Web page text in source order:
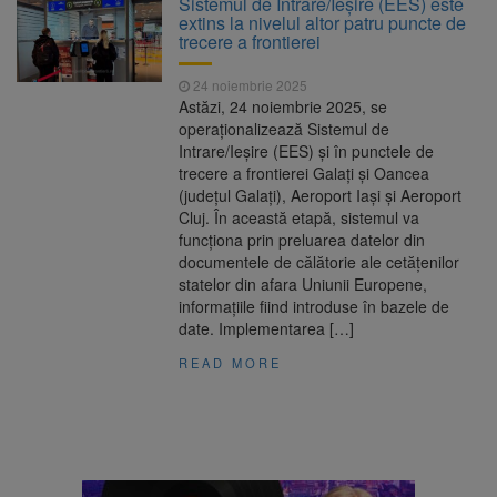
are loc între 14 și 16 august
6 august 2026
Uniunea Europeană acordă
Ucrainei încă 1,4 miliarde de euro din
veniturile activelor rusești înghețate
Motorina a ajuns la 11,68 lei
Fuego vine la Zărnești.
Recital special pe scena Festivalului „Ecoul
Pietrei Craiului”, pe 2 octombrie
extins la nivelul altor patru puncte de
trecere a frontierei
24 noiembrie 2025
Astăzi, 24 noiembrie 2025, se
operaționalizează Sistemul de
Intrare/Ieșire (EES) și în punctele de
trecere a frontierei Galați și Oancea
(județul Galați), Aeroport Iași și Aeroport
Cluj. În această etapă, sistemul va
funcționa prin preluarea datelor din
documentele de călătorie ale cetățenilor
statelor din afara Uniunii Europene,
informațiile fiind introduse în bazele de
date. Implementarea […]
READ MORE